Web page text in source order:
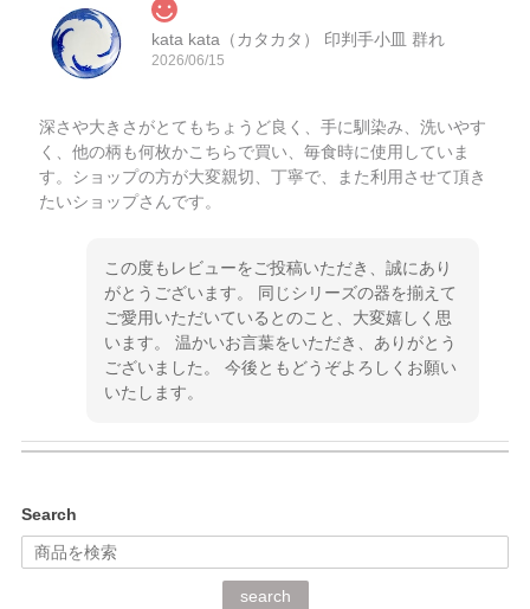
kata kata（カタカタ） 印判手小皿 群れ
2026/06/15
深さや大きさがとてもちょうど良く、手に馴染み、洗いやす
く、他の柄も何枚かこちらで買い、毎食時に使用していま
す。ショップの方が大変親切、丁寧で、また利用させて頂き
たいショップさんです。
この度もレビューをご投稿いただき、誠にあり
がとうございます。 同じシリーズの器を揃えて
ご愛用いただいているとのこと、大変嬉しく思
います。 温かいお言葉をいただき、ありがとう
ございました。 今後ともどうぞよろしくお願い
いたします。
深さや大きさがとてもちょうど良く、手に馴染み、洗いやす
Search
search